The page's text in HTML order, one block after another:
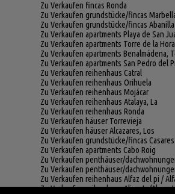
Zu Verkaufen fincas Ronda
Zu Verkaufen grundstücke/fincas
Zu Verkaufen grundstücke/fincas Abanilla
Zu Verkaufen apartments Playa de San
Zu Verkaufen apartments Torre de la
Zu Verkaufen apartments Benalmádena,
Zu Verkaufen apartments San Pedro del
Zu Verkaufen reihenhaus Catral
Zu Verkaufen reihenhaus Orihuela
Zu Verkaufen reihenhaus Mojácar
Zu Verkaufen reihenhaus Atalaya, La
Zu Verkaufen reihenhaus Ronda
Zu Verkaufen häuser Torrevieja
Zu Verkaufen häuser Alcazares, Los
Zu Verkaufen grundstücke/fincas Casares
Zu Verkaufen apartments Cabo Roig
Zu Verkaufen penthäuser/
Zu Verkaufen penthäuser/
Zu Verkaufen reihenhaus Alfaz del pi /
Zu Verkaufen reihenhaus Alicante/